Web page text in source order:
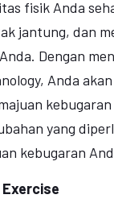
fisik Anda
jantung, dan
Dengan
Anda
yang
kebugaran